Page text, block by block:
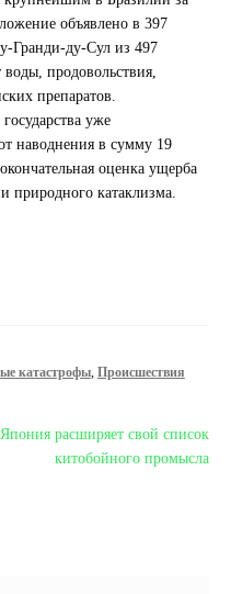
объявлено в 397
Гранди-ду-Сул из 497
продовольствия,
препаратов.
уже
наводнения в сумму 19
оценка ущерба
природного катаклизма.
катастрофы, Происшествия
Следующая
Япония расширяет свой список
китобойного промысла